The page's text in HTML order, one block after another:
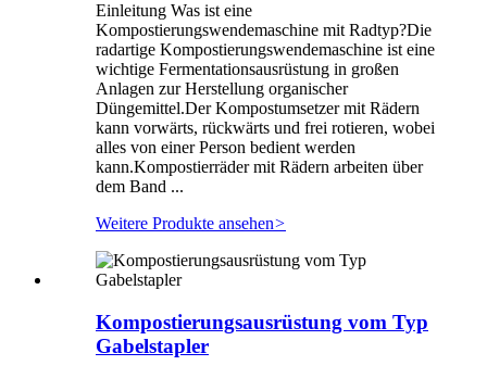
Einleitung Was ist eine
Kompostierungswendemaschine mit Radtyp?Die
radartige Kompostierungswendemaschine ist eine
wichtige Fermentationsausrüstung in großen
Anlagen zur Herstellung organischer
Düngemittel.Der Kompostumsetzer mit Rädern
kann vorwärts, rückwärts und frei rotieren, wobei
alles von einer Person bedient werden
kann.Kompostierräder mit Rädern arbeiten über
dem Band ...
Weitere Produkte ansehen>
Kompostierungsausrüstung vom Typ
Gabelstapler